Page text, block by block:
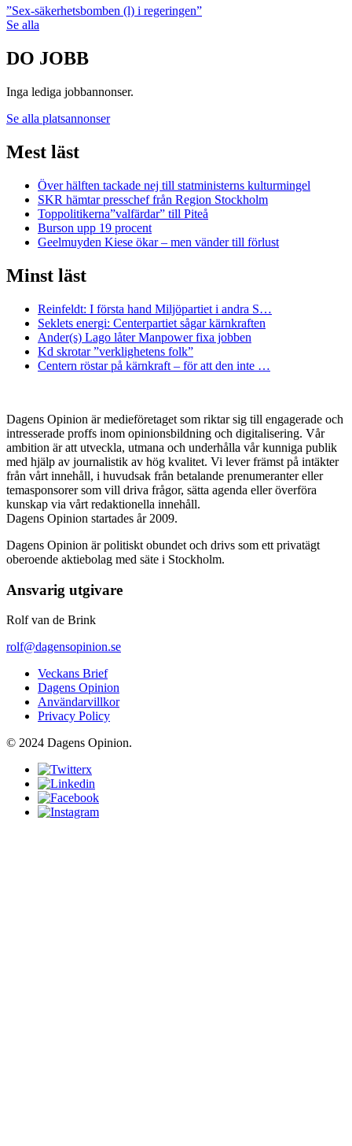
”Sex-säkerhetsbomben (l) i regeringen”
Se alla
DO JOBB
Inga lediga jobbannonser.
Se alla platsannonser
Mest läst
Över hälften tackade nej till statministerns kulturmingel
SKR hämtar presschef från Region Stockholm
Toppolitikerna”valfärdar” till Piteå
Burson upp 19 procent
Geelmuyden Kiese ökar – men vänder till förlust
Minst läst
Reinfeldt: I första hand Miljöpartiet i andra S…
Seklets energi: Centerpartiet sågar kärnkraften
Ander(s) Lago låter Manpower fixa jobben
Kd skrotar ”verklighetens folk”
Centern röstar på kärnkraft – för att den inte …
Dagens Opinion är medieföretaget som riktar sig till engagerade och
intresserade proffs inom opinionsbildning och digitalisering. Vår
ambition är att utveckla, utmana och underhålla vår kunniga publik
med hjälp av journalistik av hög kvalitet. Vi lever främst på intäkter
från vårt innehåll, i huvudsak från betalande prenumeranter eller
temasponsorer som vill driva frågor, sätta agenda eller överföra
kunskap via vårt redaktionella innehåll.
Dagens Opinion startades år 2009.
Dagens Opinion är politiskt obundet och drivs som ett privatägt
oberoende aktiebolag med säte i Stockholm.
Ansvarig utgivare
Rolf van de Brink
rolf@dagensopinion.se
Veckans Brief
Dagens Opinion
Användarvillkor
Privacy Policy
© 2024 Dagens Opinion.